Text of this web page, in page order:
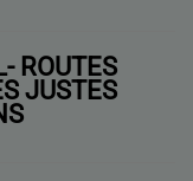
ROUTES
JUSTES